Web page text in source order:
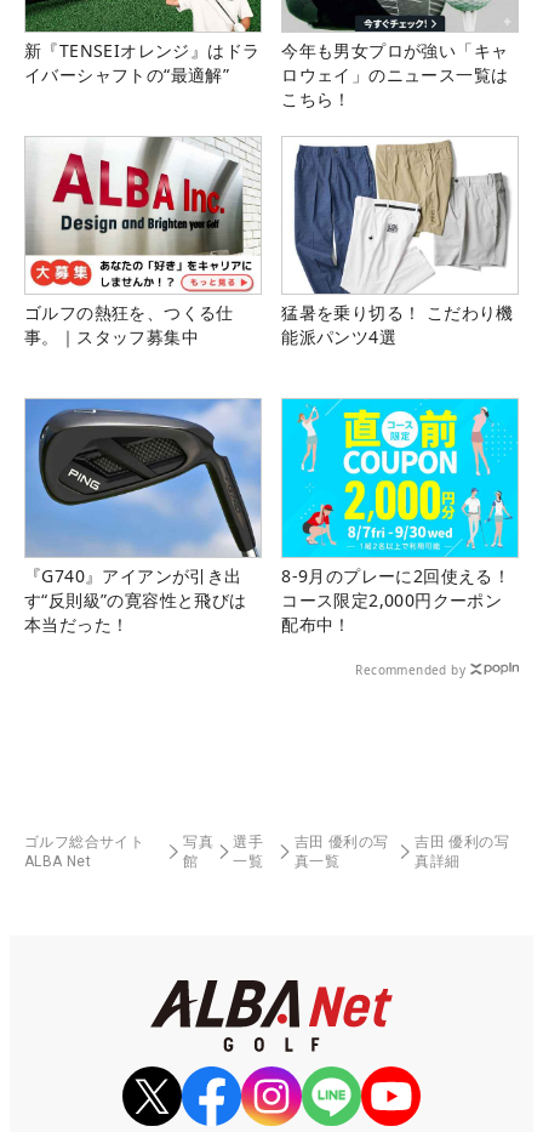
新『TENSEIオレンジ』はドラ
イバーシャフトの“最適解”
今年も男女プロが強い「キャ
ロウェイ」のニュース一覧は
こちら！
ゴルフの熱狂を、つくる仕
事。｜スタッフ募集中
猛暑を乗り切る！ こだわり機
能派パンツ4選
『G740』アイアンが引き出
す“反則級”の寛容性と飛びは
本当だった！
8-9月のプレーに2回使える！
コース限定2,000円クーポン
配布中！
Recommended by
ゴルフ総合サイト
ALBA Net
写真
館
選手
一覧
吉田 優利の写
真一覧
吉田 優利の写
真詳細